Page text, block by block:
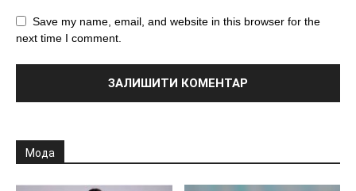
Save my name, email, and website in this browser for the
next time I comment.
Мода